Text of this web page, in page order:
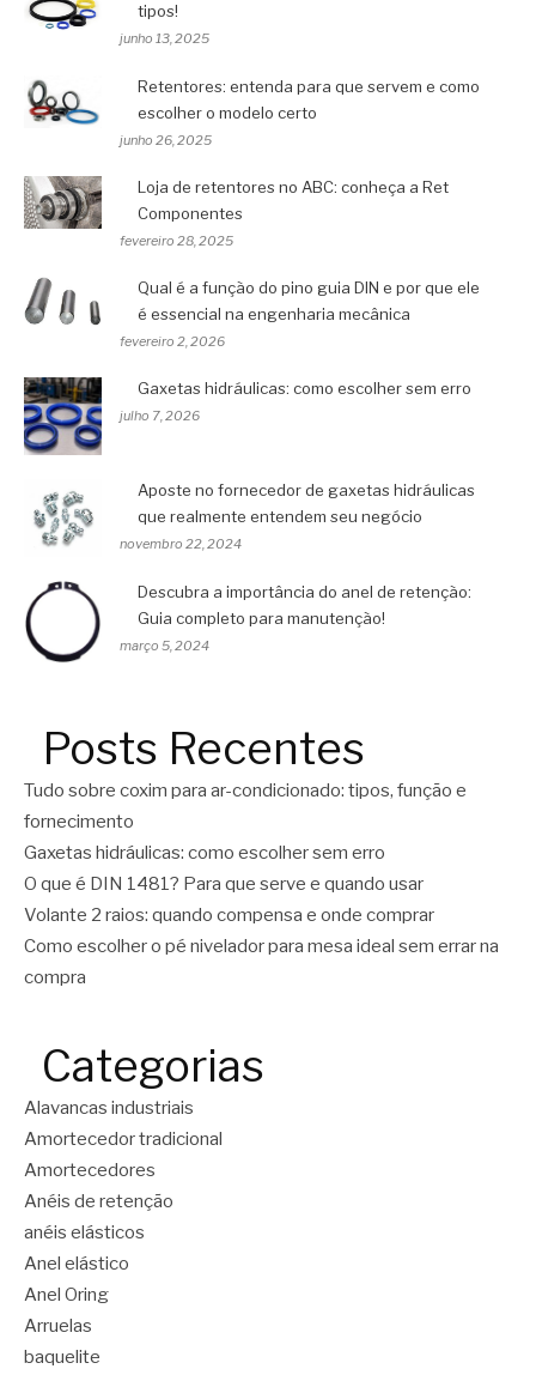
tipos!
junho 13, 2025
Retentores: entenda para que servem e como
escolher o modelo certo
junho 26, 2025
Loja de retentores no ABC: conheça a Ret
Componentes
fevereiro 28, 2025
Qual é a função do pino guia DIN e por que ele
é essencial na engenharia mecânica
fevereiro 2, 2026
Gaxetas hidráulicas: como escolher sem erro
julho 7, 2026
Aposte no fornecedor de gaxetas hidráulicas
que realmente entendem seu negócio
novembro 22, 2024
Descubra a importância do anel de retenção:
Guia completo para manutenção!
março 5, 2024
Posts Recentes
Tudo sobre coxim para ar-condicionado: tipos, função e
fornecimento
Gaxetas hidráulicas: como escolher sem erro
O que é DIN 1481? Para que serve e quando usar
Volante 2 raios: quando compensa e onde comprar
Como escolher o pé nivelador para mesa ideal sem errar na
compra
Categorias
Alavancas industriais
Amortecedor tradicional
Amortecedores
Anéis de retenção
anéis elásticos
Anel elástico
Anel Oring
Arruelas
baquelite